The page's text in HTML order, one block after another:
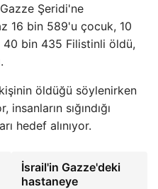
Şeridi'ne
16 bin 589'u çocuk, 10
40 bin 435 Filistinli öldü,
öldüğü söylenirken
sığındığı
hedef alınıyor.
İsrail'in Gazze'deki
hastaneye